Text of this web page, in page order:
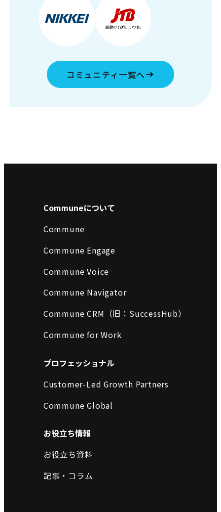
コミュニティ一覧へ
Communeについて
Commune
Commune Engage
Commune Voice
Commune Navigator
Commune CRM（旧：SuccessHub）
Commune for Work
プロフェッショナル
Customer-Led Growth Partners
Commune Global
お役立ち情報
お役立ち資料
記事・コラム